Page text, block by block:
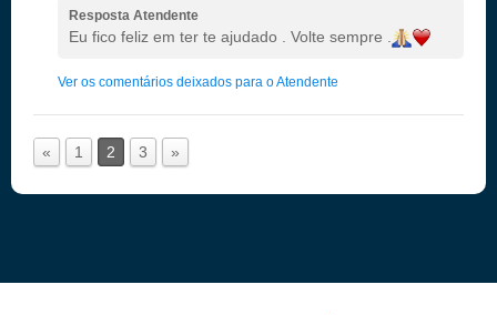
Resposta Atendente
Eu fico feliz em ter te ajudado . Volte sempre .
Ver os comentários deixados para o Atendente
« 1 2 3 »